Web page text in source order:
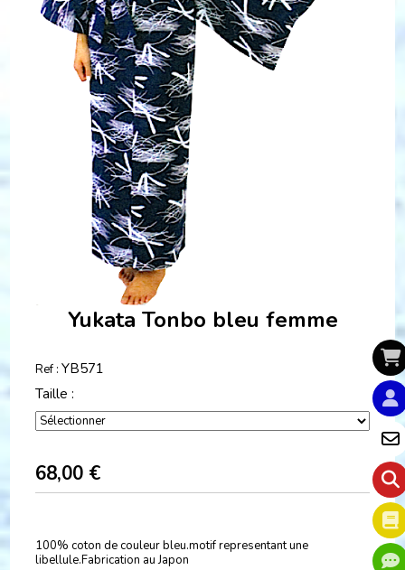
Yukata Tonbo bleu femme
Ref : YB571
Taille :
68,00 €
100% coton de couleur bleu.motif representant une
libellule.Fabrication au Japon